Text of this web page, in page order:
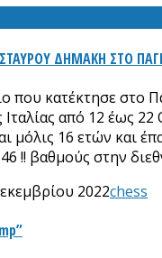
ΔΗΜΑΚΗ ΣΤΟ
που κατέκτησε στο
Ιταλίας από 12 έως
μόλις 16 ετών και
!! βαθμούς στην
2022chess